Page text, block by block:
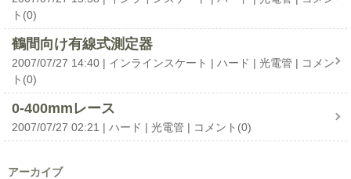
ト(0)
鶴間向け有線式測定器
2007/07/27 14:40 インラインスケート ハード 光電管
コメン
ト(0)
0-400mmレース
2007/07/27 02:21 ハード 光電管 コメント(0)
アーカイブ